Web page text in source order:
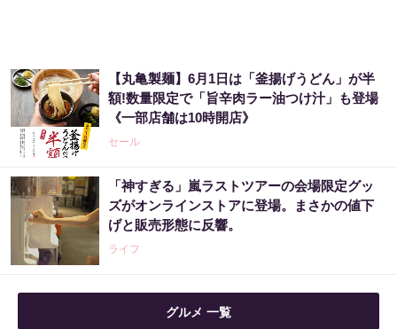
【丸亀製麺】6月1日は「釜揚げうどん」が半
額!数量限定で「旨辛肉ラー油つけ汁」も登場
《一部店舗は10時開店》
セール
「神すぎる」嵐ラストツアーの会場限定グッ
ズがオンラインストアに登場。まさかの値下
げと販売形態に反響。
ライフ
グルメ 一覧